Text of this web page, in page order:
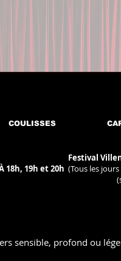
COULISSES
Festival
18h, 19h et 20h (Tous les
sensible, profond ou